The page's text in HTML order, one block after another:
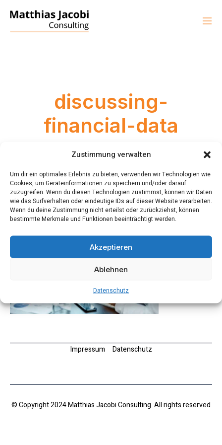
Zustimmung verwalten
Um dir ein optimales Erlebnis zu bieten, verwenden wir Technologien wie
Cookies, um Geräteinformationen zu speichern und/oder darauf
zuzugreifen. Wenn du diesen Technologien zustimmst, können wir Daten
wie das Surfverhalten oder eindeutige IDs auf dieser Website verarbeiten.
Wenn du deine Zustimmung nicht erteilst oder zurückziehst, können
bestimmte Merkmale und Funktionen beeinträchtigt werden.
Akzeptieren
Ablehnen
Datenschutz
discussing-
financial-data
MJ_WP-19_ADMIN 8. OKTOBER 2024
Impressum Datenschutz
© Copyright 2024 Matthias Jacobi Consulting. All rights reserved